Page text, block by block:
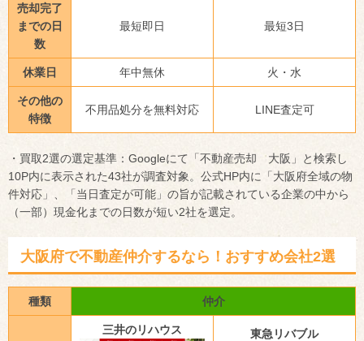
売却完了
までの日
数
最短即日 最短3日
休業日 年中無休 火・水
その他の
特徴
不用品処分を無料対応 LINE査定可
・買取2選の選定基準：Googleにて「不動産売却 大阪」と検索し
10P内に表示された43社が調査対象。公式HP内に「大阪府全域の物
件対応」、「当日査定が可能」の旨が記載されている企業の中から
（一部）現金化までの日数が短い2社を選定。
大阪府で不動産仲介するなら！おすすめ会社2選
種類 仲介
三井のリハウス 東急リバブル